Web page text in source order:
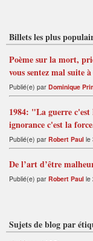
Billets les plus
Poème sur la mort,
vous sentez mal suite
Publié(e) par Dominique
1984: "La guerre
ignorance c'est la
Publié(e) par Robert Paul le
De l’art d’être
Publié(e) par Robert Paul le
Sujets de blog par